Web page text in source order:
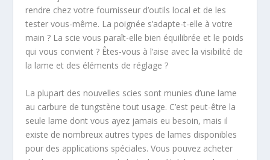
rendre chez votre fournisseur d’outils local et de les
tester vous-même. La poignée s’adapte-t-elle à votre
main ? La scie vous paraît-elle bien équilibrée et le poids
qui vous convient ? Êtes-vous à l’aise avec la visibilité de
la lame et des éléments de réglage ?
La plupart des nouvelles scies sont munies d’une lame
au carbure de tungstène tout usage. C’est peut-être la
seule lame dont vous ayez jamais eu besoin, mais il
existe de nombreux autres types de lames disponibles
pour des applications spéciales. Vous pouvez acheter